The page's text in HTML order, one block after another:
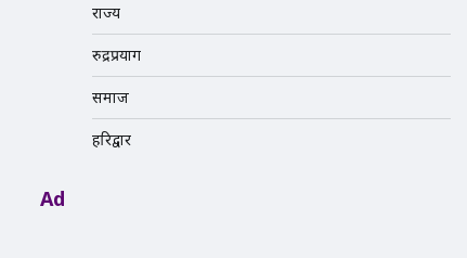
राज्य
रुद्रप्रयाग
समाज
हरिद्वार
Ad